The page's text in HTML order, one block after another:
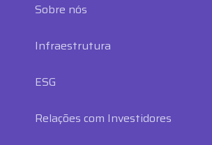
Sobre nós
Infraestrutura
ESG
Relações com Investidores